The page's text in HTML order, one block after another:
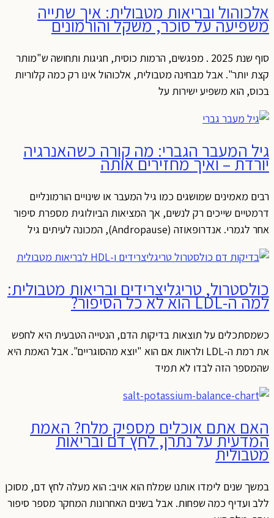
אלכוהול ובריאות מטבולית: איך שתייה
משפיעה על סוכר, משקל והורמונים
סוף שנת 2025 . מפגשים, הרמות כוסית, חגיגות ותחושה ש"מותר
קצת יותר". אבל מבחינה מטבולית, אלכוהול אינו רק כמה קלוריות
בכוס, הוא משפיע ישירות על
גיל המעבר הגברי: מה קורה כשהאנרגיה
יורדת – ואיך מחזירים אותה
רבים מאמינים שמושגים כמו גיל המעבר או שינויים הורמונליים
דרמטיים שייכים רק לנשים, אך המציאות הביולוגית מספרת סיפור
אחר לגמרי. אנדרופאוזה (Andropause), המכונה לעיתים גיל
כולסטרול, טריגליצרידים ובריאות מטבולית:
למה ה-LDL הוא לא כל הסיפור?
כשמסתכלים על תוצאות בדיקות הדם, הנטייה הטבעית היא לחפש
את רמת ה-LDL ולראות אם הוא "יוצא מהסוגריים". אבל האמת היא
שהמספר הזה לבדו לא תמיד
האם אתם אוכלים מספיק מלח? האמת
המדעית על נתרן, לחץ דם ובריאות
מטבולית
במשך שנים לימדו אותנו שמלח הוא אויב: הוא מעלה לחץ דם, מסוכן
ללב ועדיף כמה שפחות. אבל בשנים האחרונות המחקר מספר סיפור